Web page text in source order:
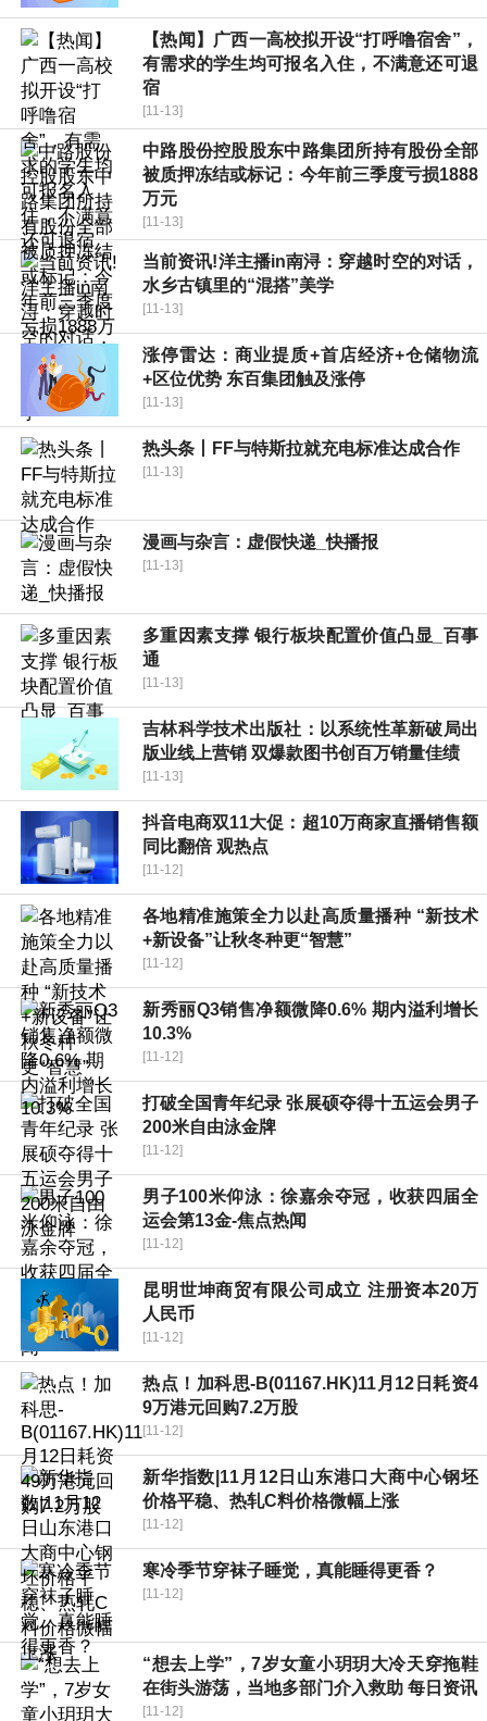
【热闻】广西一高校拟开设“打呼噜宿舍”，
有需求的学生均可报名入住，不满意还可退
宿
[11-13]
中路股份控股股东中路集团所持有股份全部
被质押冻结或标记：今年前三季度亏损1888
万元
[11-13]
当前资讯!洋主播in南浔：穿越时空的对话，
水乡古镇里的“混搭”美学
[11-13]
涨停雷达：商业提质+首店经济+仓储物流
+区位优势 东百集团触及涨停
[11-13]
热头条丨FF与特斯拉就充电标准达成合作
[11-13]
漫画与杂言：虚假快递_快播报
[11-13]
多重因素支撑 银行板块配置价值凸显_百事
通
[11-13]
吉林科学技术出版社：以系统性革新破局出
版业线上营销 双爆款图书创百万销量佳绩
[11-13]
抖音电商双11大促：超10万商家直播销售额
同比翻倍 观热点
[11-12]
各地精准施策全力以赴高质量播种 “新技术
+新设备”让秋冬种更“智慧”
[11-12]
新秀丽Q3销售净额微降0.6% 期内溢利增长
10.3%
[11-12]
打破全国青年纪录 张展硕夺得十五运会男子
200米自由泳金牌
[11-12]
男子100米仰泳：徐嘉余夺冠，收获四届全
运会第13金-焦点热闻
[11-12]
昆明世坤商贸有限公司成立 注册资本20万
人民币
[11-12]
热点！加科思-B(01167.HK)11月12日耗资4
9万港元回购7.2万股
[11-12]
新华指数|11月12日山东港口大商中心钢坯
价格平稳、热轧C料价格微幅上涨
[11-12]
寒冷季节穿袜子睡觉，真能睡得更香？
[11-12]
“想去上学”，7岁女童小玥玥大冷天穿拖鞋
在街头游荡，当地多部门介入救助 每日资讯
[11-12]